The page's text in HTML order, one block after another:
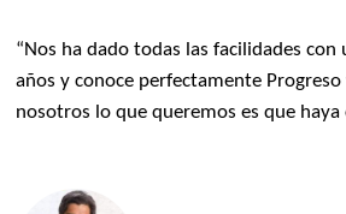
“Nos ha dado todas las facilidades
años y conoce perfectamente
nosotros lo que queremos es que